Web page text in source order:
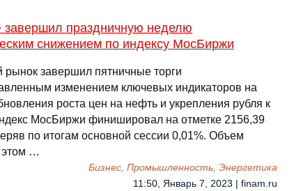
праздничную неделю
снижением по индексу МосБиржи
рынок завершил пятничные торги
изменением ключевых индикаторов на
роста цен на нефть и укрепления рубля к
МосБиржи финишировал на отметке 2156,39
по итогам основной сессии 0,01%. Объем
этом …
Бизнес, Промышленность, Энергетика
11:50, Январь 7, 2023 | finam.ru